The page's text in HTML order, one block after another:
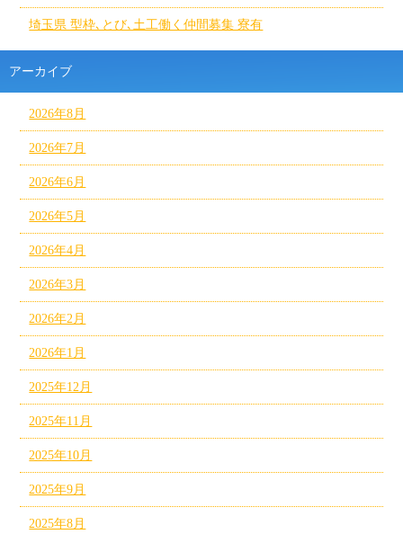
埼玉県 型枠､とび､土工働く仲間募集 寮有
アーカイブ
2026年8月
2026年7月
2026年6月
2026年5月
2026年4月
2026年3月
2026年2月
2026年1月
2025年12月
2025年11月
2025年10月
2025年9月
2025年8月